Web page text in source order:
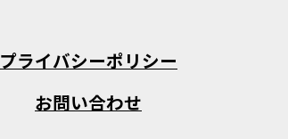
プライバシーポリシー
お問い合わせ